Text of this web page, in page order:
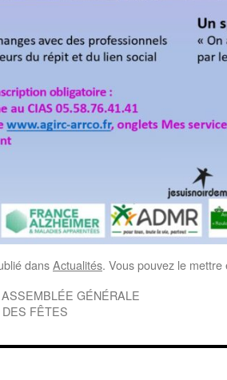
dansActualités. Vous pouvez le
GÉNÉRALE
FÊTES